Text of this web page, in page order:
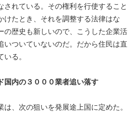
されている。その権利を行使すること
けたとき、それを調整する法律はな
の歴史も新しいので、こうした企業活
いついていないのだ。だから住民は直
る。
国内の３０００業者追い落す
、次の狙いを発展途上国に定めた。